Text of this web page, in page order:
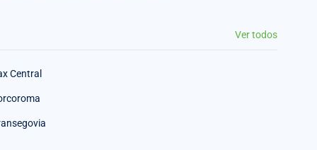
Ver todos
Central